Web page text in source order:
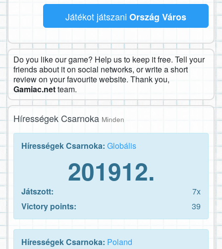
Játékot játszani Ország Város
Do you like our game? Help us to keep it free. Tell your
friends about it on social networks, or write a short
review on your favourite website. Thank you,
Gamiac.netteam.
Hírességek Csarnoka Minden
Hírességek Csarnoka: Globális
201912.
Játszott:
7x
Victory points:
39
Hírességek Csarnoka: Poland